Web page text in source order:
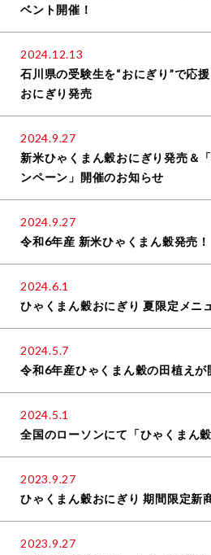
ベント開催！
2024.12.13
石川県の受験生を“おにぎり”で応
おにぎり発売
2024.9.27
新米ひゃくまん穀おにぎり発売＆
ンペーン」開催のお知らせ
2024.9.27
令和6年産 新米ひゃくまん穀発売！
2024.6.1
ひゃくまん穀おにぎり 夏限定メニ
2024.5.7
令和6年産ひゃくまん穀の田植えが
2024.5.1
全国のローソンにて「ひゃくまん
2023.9.27
ひゃくまん穀おにぎり 期間限定新
2023.9.27